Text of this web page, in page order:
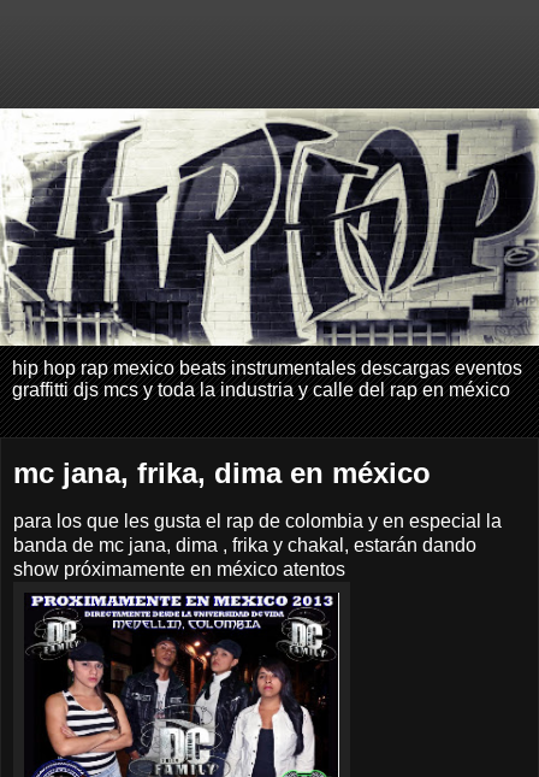
hip hop rap mexico beats instrumentales descargas eventos
graffitti djs mcs y toda la industria y calle del rap en méxico
mc jana, frika, dima en méxico
para los que les gusta el rap de colombia y en especial la
banda de mc jana, dima , frika y chakal, estarán dando
show próximamente en méxico atentos